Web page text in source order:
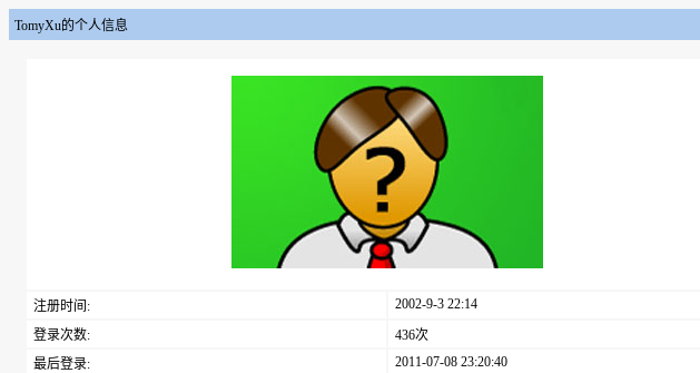
TomyXu的个人信息
注册时间:
2002-9-3 22:14
登录次数:
436次
最后登录:
2011-07-08 23:20:40